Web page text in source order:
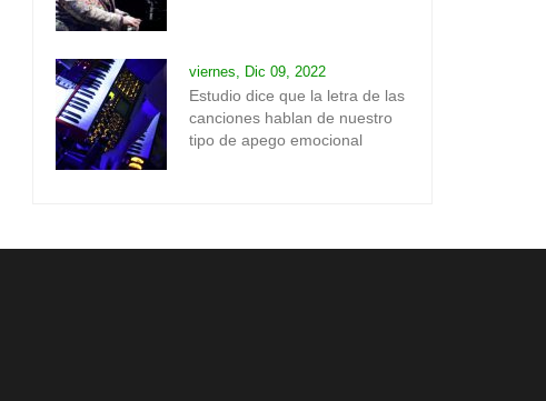
viernes, Dic 09, 2022
Estudio dice que la letra de las
canciones hablan de nuestro
tipo de apego emocional